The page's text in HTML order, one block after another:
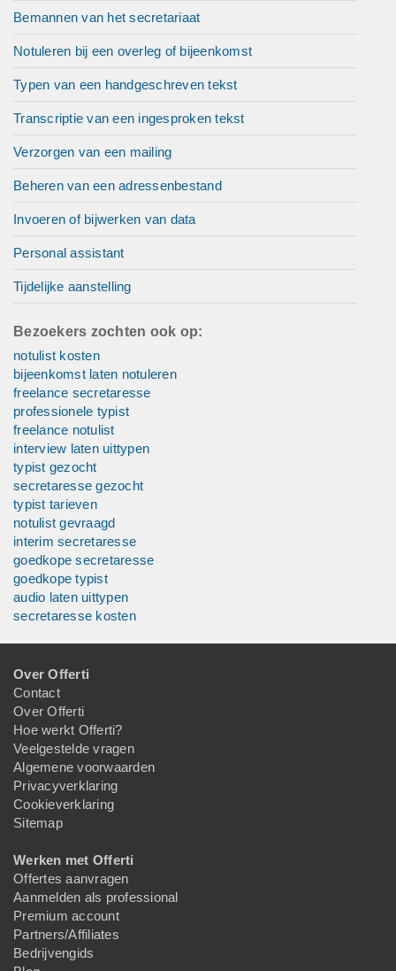
Bemannen van het secretariaat
Notuleren bij een overleg of bijeenkomst
Typen van een handgeschreven tekst
Transcriptie van een ingesproken tekst
Verzorgen van een mailing
Beheren van een adressenbestand
Invoeren of bijwerken van data
Personal assistant
Tijdelijke aanstelling
Bezoekers zochten ook op:
notulist kosten
bijeenkomst laten notuleren
freelance secretaresse
professionele typist
freelance notulist
interview laten uittypen
typist gezocht
secretaresse gezocht
typist tarieven
notulist gevraagd
interim secretaresse
goedkope secretaresse
goedkope typist
audio laten uittypen
secretaresse kosten
Over Offerti
Contact
Over Offerti
Hoe werkt Offerti?
Veelgestelde vragen
Algemene voorwaarden
Privacyverklaring
Cookieverklaring
Sitemap
Werken met Offerti
Offertes aanvragen
Aanmelden als professional
Premium account
Partners/Affiliates
Bedrijvengids